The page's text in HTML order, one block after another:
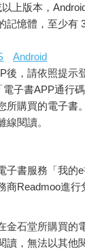
上版本，
記憶體，至少有
Android
後，請依照提
子書APP通行
所購買的電子書
線閱讀。
子書服務「我的
商Readmoo進行
金石堂所購買的
讀，無法以其他